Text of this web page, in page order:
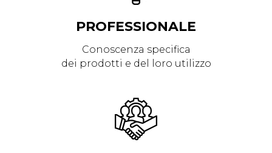
PROFESSIONALE
Conoscenza specifica
dei prodotti e del loro utilizzo